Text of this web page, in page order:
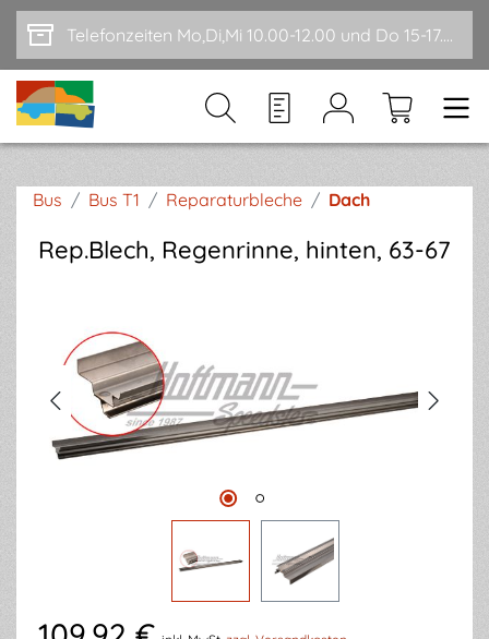
Zum Hauptinhalt springen Telefonzeiten Mo,Di,Mi 10.00-12.00 und Do 15-17.00
Bus / Bus T1 / Reparaturbleche / Dach
Rep.Blech, Regenrinne, hinten, 63-67